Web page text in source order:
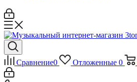
Сравнение0 Отложенные 0